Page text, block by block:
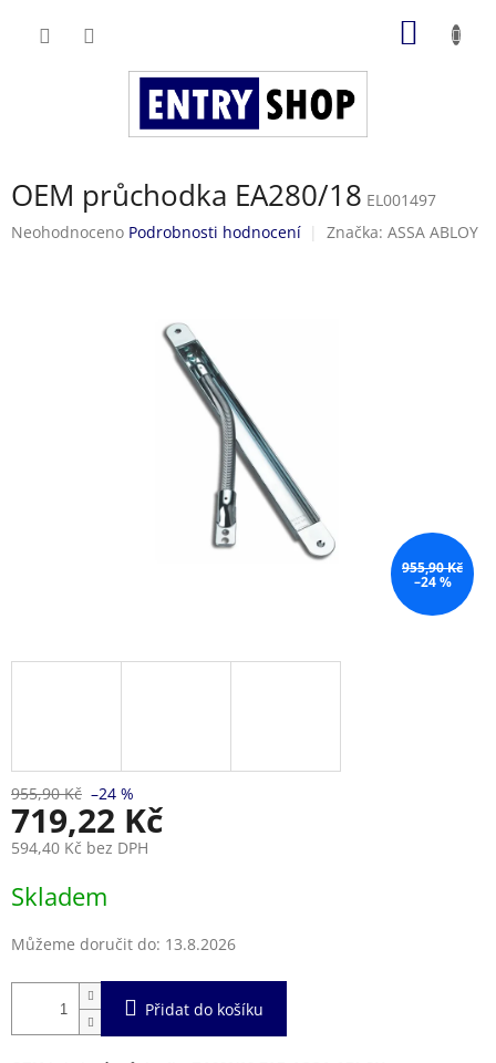
OEM průchodka EA280/18 EL001497
Průměrné
Neohodnoceno Podrobnosti hodnocení Značka: ASSA ABLOY
955,90 Kč
–24 %
955,90 Kč –24 %
719,22 Kč
594,40 Kč bez DPH
cena:
Skladem
Můžeme doručit do: 13.8.2026
Přidat do košíku